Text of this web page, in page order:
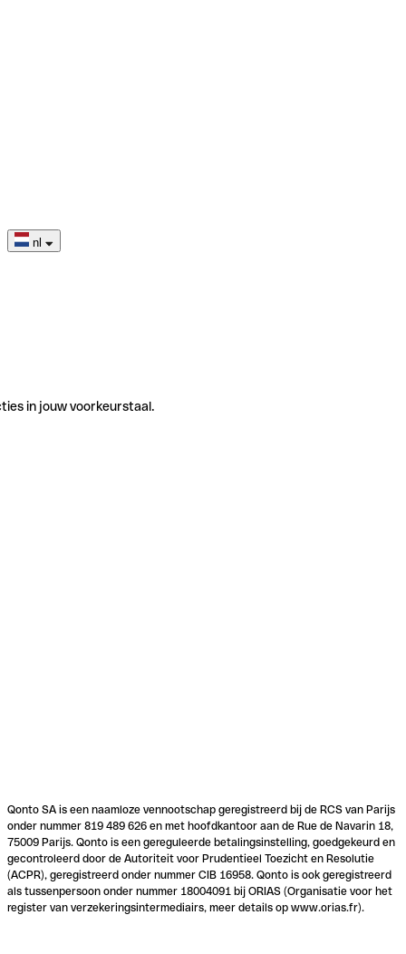
nl
in jouw voorkeurstaal.
Qonto SA is een naamloze vennootschap geregistreerd bij de RCS van Parijs
onder nummer 819 489 626 en met hoofdkantoor aan de Rue de Navarin 18,
75009 Parijs. Qonto is een gereguleerde betalingsinstelling, goedgekeurd en
gecontroleerd door de Autoriteit voor Prudentieel Toezicht en Resolutie
(ACPR), geregistreerd onder nummer CIB 16958. Qonto is ook geregistreerd
als tussenpersoon onder nummer 18004091 bij ORIAS (Organisatie voor het
register van verzekeringsintermediairs, meer details op www.orias.fr).